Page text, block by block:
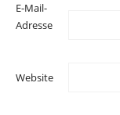
E-Mail-
Adresse
Website